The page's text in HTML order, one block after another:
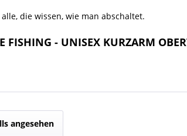
die wissen, wie man abschaltet.
- UNISEX KURZARM
angesehen